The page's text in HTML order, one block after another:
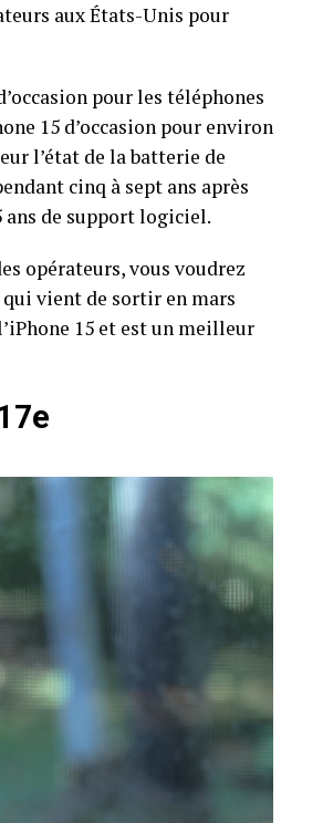
aux États-Unis pour
pour les téléphones
15 d’occasion pour environ
l’état de la batterie de
cinq à sept ans après
ans de support logiciel.
opérateurs, vous voudrez
vient de sortir en mars
15 et est un meilleur